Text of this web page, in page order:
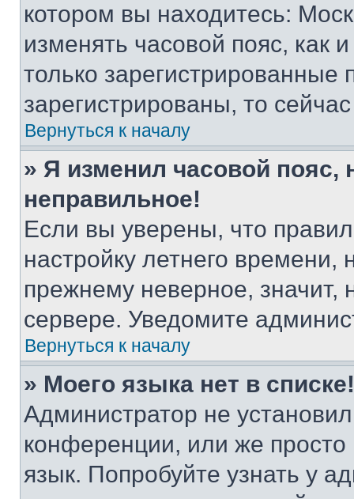
котором вы находитесь:
изменять часовой пояс, как
только
зарегистрированы, то
Вернуться к началу
» Я изменил часовой пояс,
неправильное!
Если вы уверены, что
настройку летнего
прежнему неверное, значит,
сервере. Уведомите
Вернуться к началу
» Моего языка нет в списке!
Администратор не
конференции, или же
язык. Попробуйте узнать у